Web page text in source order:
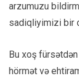
arzumuzu
sadiqliyimizi bir
Bu xoş
hörmət və